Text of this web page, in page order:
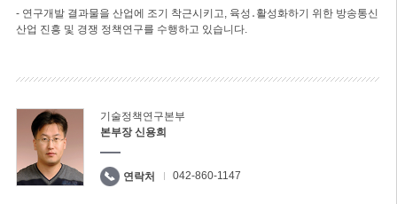
- 연구개발 결과물을 산업에 조기 착근시키고, 육성․활성화하기 위한 방송통신
산업 진흥 및 경쟁 정책연구를 수행하고 있습니다.
기술정책연구본부
본부장 신용희
연락처 042-860-1147